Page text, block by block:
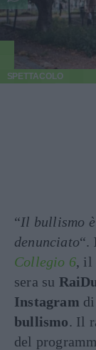
SPETTACOLO
“Il bullismo
denunciato“.
Collegio 6, il
sera su
Instagram
bullismo. Il
del